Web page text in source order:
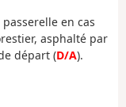
en cas
asphalté par
départ (D/A).